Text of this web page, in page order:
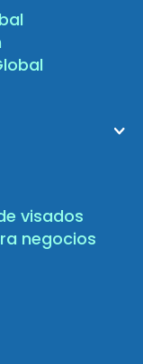
visados
negocios